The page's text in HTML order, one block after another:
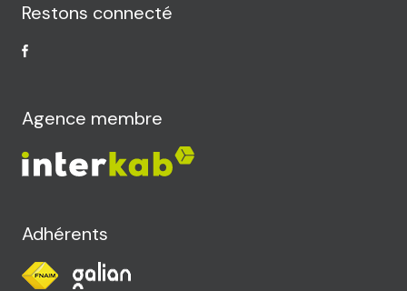
Restons connecté
Agence membre
Adhérents